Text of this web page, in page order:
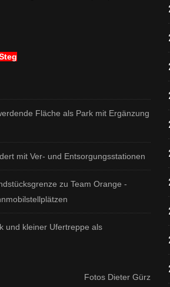
Fläche als Park mit Ergänzung
mit Ver- und Entsorgungsstationen
zu Team Orange -
und kleiner Ufertreppe als
Fotos Dieter Gürz